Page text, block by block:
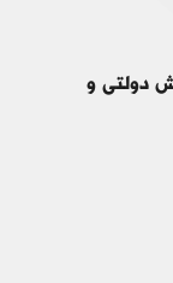
دولتی و